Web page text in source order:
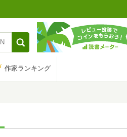
作家ランキング